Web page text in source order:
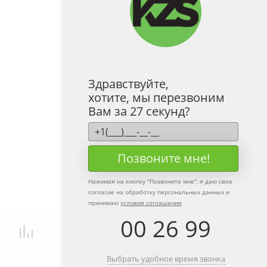
Здравствуйте,
хотите, мы перезвоним
Вам за 27 секунд?
Позвоните мне!
Нажимая на кнопку "Позвоните мне", я даю свое
согласие на обработку персональных данных и
принимаю условия соглашения
00 26 99
Выбрать удобное время звонка